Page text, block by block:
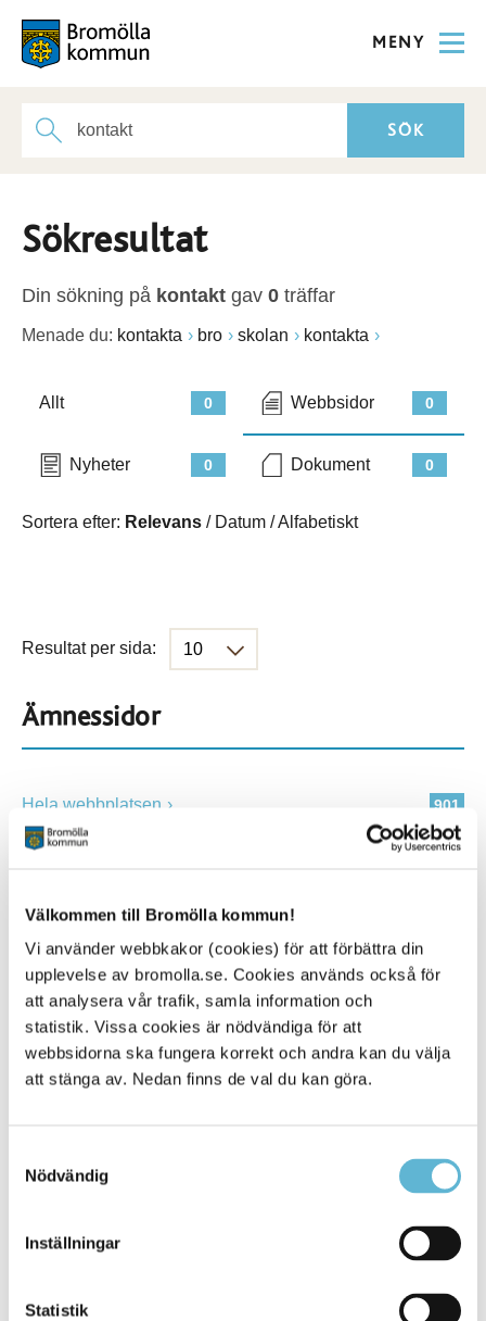
Välkommen till Bromölla kommun!
Vi använder webbkakor (cookies) för att förbättra din
upplevelse av bromolla.se. Cookies används också för
att analysera vår trafik, samla information och
statistik. Vissa cookies är nödvändiga för att
webbsidorna ska fungera korrekt och andra kan du välja
att stänga av. Nedan finns de val du kan göra.
Nödvändig
Inställningar
Statistik
MENY
Sökresultat
Din sökning på kontakt gav 0 träffar
Menade du: kontakta bro skolan kontakta
0
Allt 0
Webbsidor
0
Nyheter 0
Dokument
Sortera efter: Relevans / Datum /Alfabetiskt
Resultat per sida:
Ämnessidor
901
Hela webbplatsen
Alla platser
KONTAKT
Besöksadress